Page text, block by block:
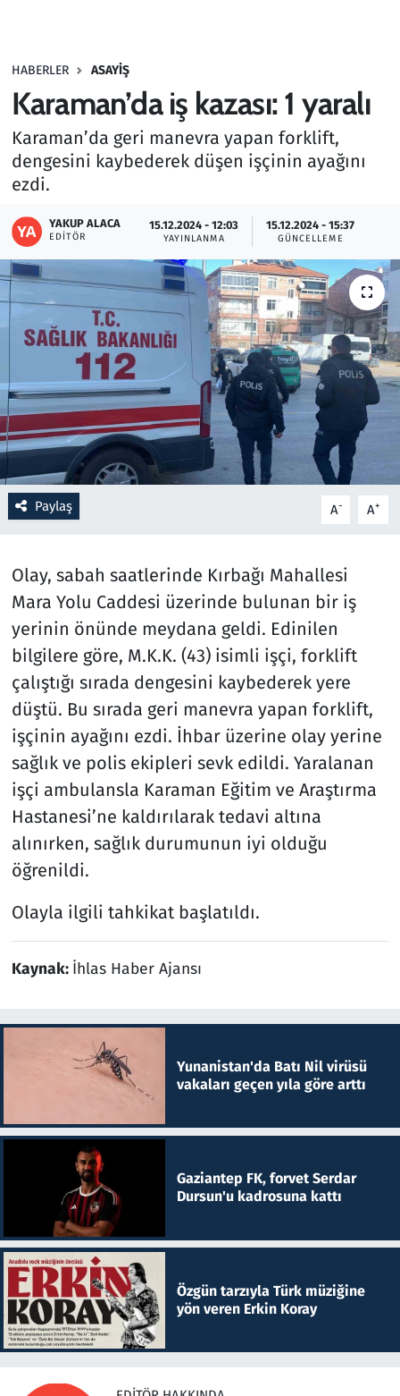
HABERLER ASAYIŞ
Karaman’da iş kazası: 1 yaralı
Karaman’da geri manevra yapan forklift,
dengesini kaybederek düşen işçinin ayağını
ezdi.
YAKUP ALACA
EDITÖR
15.12.2024 - 12:03
YAYINLANMA
15.12.2024 - 15:37
GÜNCELLEME
Paylaş A- A+
Olay, sabah saatlerinde Kırbağı Mahallesi
Mara Yolu Caddesi üzerinde bulunan bir iş
yerinin önünde meydana geldi. Edinilen
bilgilere göre, M.K.K. (43) isimli işçi, forklift
çalıştığı sırada dengesini kaybederek yere
düştü. Bu sırada geri manevra yapan forklift,
işçinin ayağını ezdi. İhbar üzerine olay yerine
sağlık ve polis ekipleri sevk edildi. Yaralanan
işçi ambulansla Karaman Eğitim ve Araştırma
Hastanesi’ne kaldırılarak tedavi altına
alınırken, sağlık durumunun iyi olduğu
öğrenildi.
Olayla ilgili tahkikat başlatıldı.
Kaynak: İhlas Haber Ajansı
Yunanistan'da Batı Nil virüsü
vakaları geçen yıla göre arttı
Gaziantep FK, forvet Serdar
Dursun'u kadrosuna kattı
Özgün tarzıyla Türk müziğine
yön veren Erkin Koray
Haber
Kurumsal Haberler
Memur ve Kamu
Otomobil
Oyun
Ramazan
Resmi İlanlar
Rüya Tabirleri
Savunma Sanayi
Seçim 2023
Spor
Teknoloji ve Bilim
Televizyon